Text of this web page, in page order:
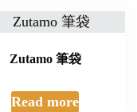
Zutamo 筆袋
Read more